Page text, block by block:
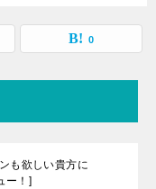
0
も欲しい貴方に
ー！]